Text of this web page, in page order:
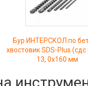
Бур ИНТЕРСКОЛ по
хвостовик SDS-Plus
13, 0x160 мм